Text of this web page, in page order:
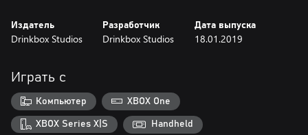
Издатель
Drinkbox Studios
Разработчик
Drinkbox Studios
Дата выпуска
18.01.2019
Играть с
Компьютер XBOX One
XBOX Series X|S Handheld